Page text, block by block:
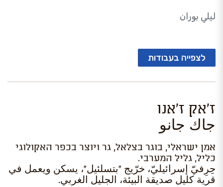
ليلي بوران
לצפייה בעבודות
ז'אק ז'אנו
جاك جانو
אמן ישראלי, בוגר בצלאל, גר ויוצר בכפר האקולוגי
כליל, גליל המערבי.
حِرِفيّ إسرائيليّ، خرّيج "بتسلئيل"، يسكن ويعمل في
قرية كليل صديقة البيئة، الجليل الغربي.